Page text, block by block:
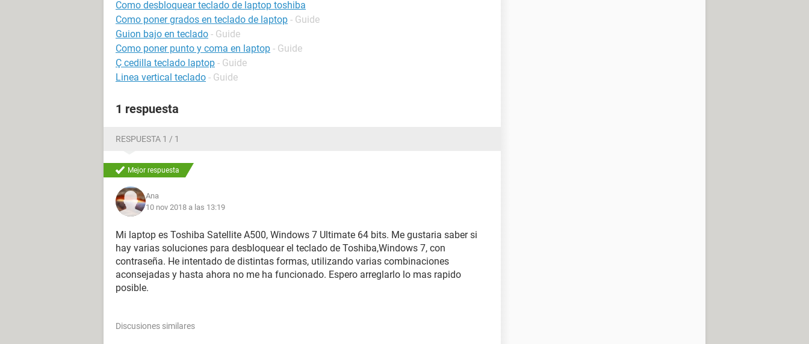
Como desbloquear teclado de laptop toshiba
Como poner grados en teclado de laptop - Guide
Guion bajo en teclado - Guide
Como poner punto y coma en laptop - Guide
Ç cedilla teclado laptop - Guide
Linea vertical teclado - Guide
1 respuesta
RESPUESTA 1 / 1
Mejor respuesta
Ana
10 nov 2018 a las 13:19
Mi laptop es Toshiba Satellite A500, Windows 7 Ultimate 64 bits. Me gustaria saber si
hay varias soluciones para desbloquear el teclado de Toshiba,Windows 7, con
contraseña. He intentado de distintas formas, utilizando varias combinaciones
aconsejadas y hasta ahora no me ha funcionado. Espero arreglarlo lo mas rapido
posible.
Discusiones similares